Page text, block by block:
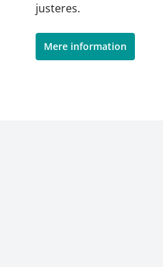
justeres.
Mere information